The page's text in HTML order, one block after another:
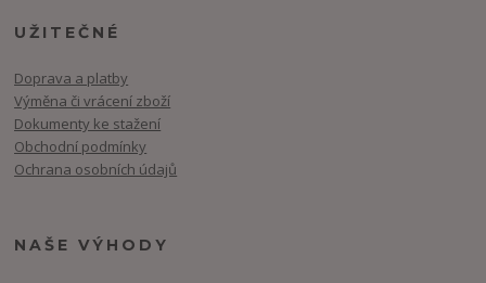
UŽITEČNÉ
Doprava a platby
Výměna či vrácení zboží
Dokumenty ke stažení
Obchodní podmínky
Ochrana osobních údajů
NAŠE VÝHODY